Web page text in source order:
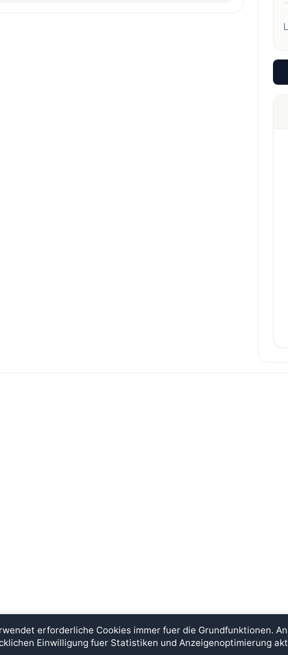
erforderliche Cookies immer fuer die Grundfunktionen.
Einwilligung fuer Statistiken und Anzeigenoptimierung